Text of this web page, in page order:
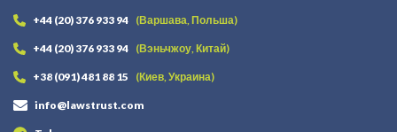
+44 (20) 376 933 94 (Варшава, Польша)
+44 (20) 376 933 94 (Вэньчжоу, Китай)
+38 (091) 481 88 15 (Киев, Украина)
info@lawstrust.com